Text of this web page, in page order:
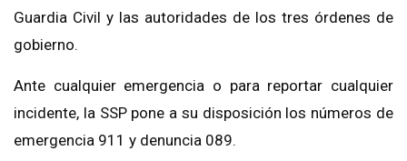
Guardia Civil y las autoridades de los tres órdenes de
gobierno.
Ante cualquier emergencia o para reportar cualquier
incidente, la SSP pone a su disposición los números de
emergencia 911 y denuncia 089.